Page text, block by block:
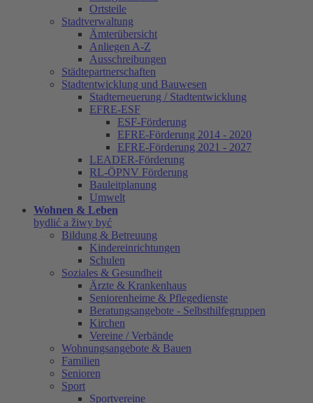
Ortsteile
Stadtverwaltung
Ämterübersicht
Anliegen A-Z
Ausschreibungen
Städtepartnerschaften
Stadtentwicklung und Bauwesen
Stadterneuerung / Stadtentwicklung
EFRE-ESF
ESF-Förderung
EFRE-Förderung 2014 - 2020
EFRE-Förderung 2021 - 2027
LEADER-Förderung
RL-ÖPNV Förderung
Bauleitplanung
Umwelt
Wohnen & Leben
bydlić a žiwy być
Bildung & Betreuung
Kindereinrichtungen
Schulen
Soziales & Gesundheit
Ärzte & Krankenhaus
Seniorenheime & Pflegedienste
Beratungsangebote - Selbsthilfegruppen
Kirchen
Vereine / Verbände
Wohnungsangebote & Bauen
Familien
Senioren
Sport
Sportvereine